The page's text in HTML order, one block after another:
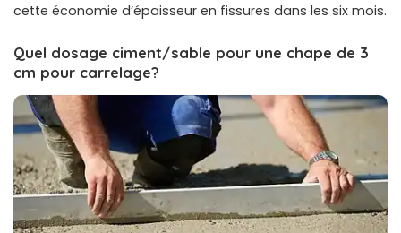
cette économie d’épaisseur en fissures dans les six mois.
Quel dosage ciment/sable pour une chape de 3
cm pour carrelage?